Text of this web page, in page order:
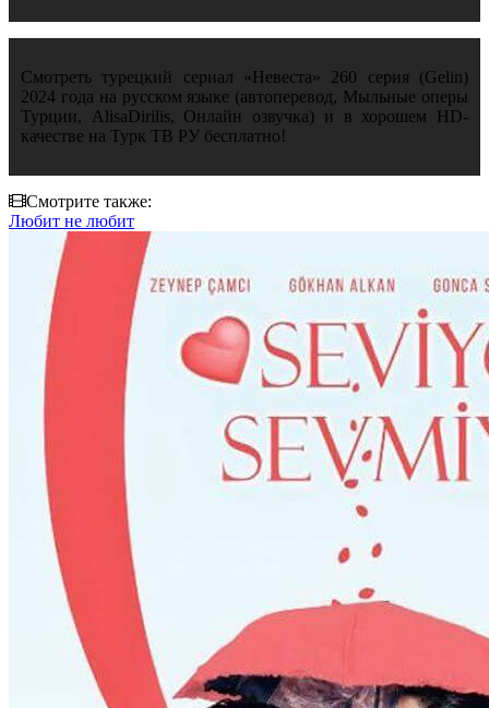
Смотреть турецкий сериал «Невеста» 260 серия (Gelin)
2024 года на русском языке (автоперевод, Мыльные оперы
Турции, AlisaDirilis, Онлайн озвучка) и в хорошем HD-
качестве на Турк ТВ РУ бесплатно!
Смотрите также:
Любит не любит